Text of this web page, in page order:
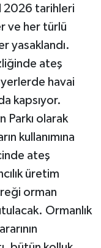
2026 tarihleri
ve her türlü
yasaklandı.
ateş
yerlerde havai
kapsıyor.
Parkı olarak
kullanımına
ateş
üretim
orman
Ormanlık